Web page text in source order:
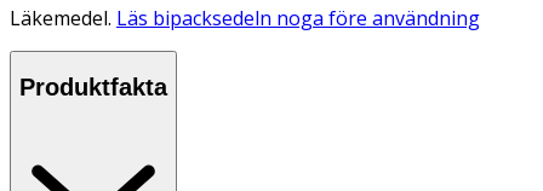
Läkemedel. Läs bipacksedeln noga före användning
Produktfakta